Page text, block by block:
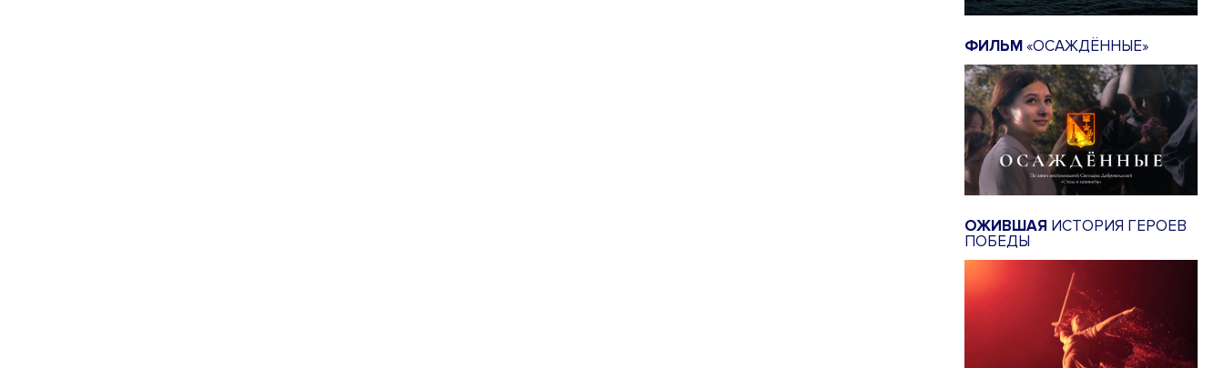
ФИЛЬМ«ОСАЖДЁННЫЕ»
ОЖИВШАЯ ИСТОРИЯ ГЕРОЕВ
ПОБЕДЫ